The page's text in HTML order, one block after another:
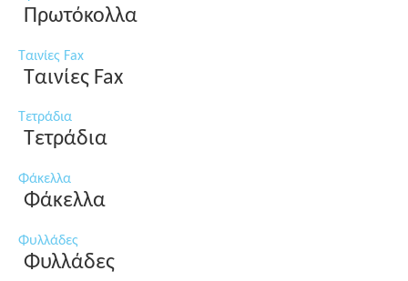
Πρωτόκολλα
Ταινίες Fax
Ταινίες Fax
Τετράδια
Τετράδια
Φάκελλα
Φάκελλα
Φυλλάδες
Φυλλάδες